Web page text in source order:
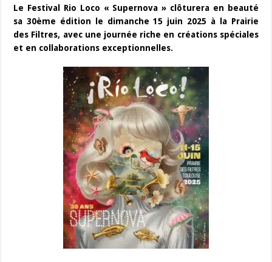
Le Festival Rio Loco « Supernova » clôturera en beauté
sa 30ème édition le dimanche 15 juin 2025 à la Prairie
des Filtres, avec une journée riche en créations spéciales
et en collaborations exceptionnelles.